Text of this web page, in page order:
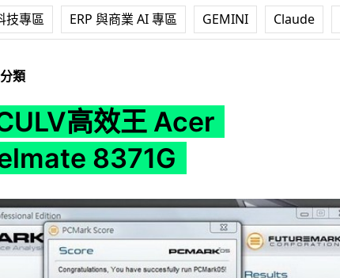
技專區 ERP 與商業 AI 專區 GEMINI Claude
類
高效王 Acer
8371G